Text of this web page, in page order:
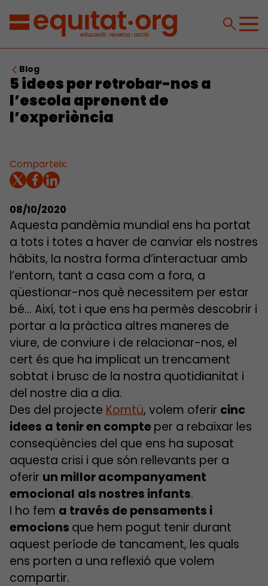
Blog
5 idees per retrobar-nos a
l’escola aprenent de
l’experiència
Comparteix:
08/10/2020
Aquesta pandèmia mundial ens ha portat
a tots i totes a haver de canviar els nostres
hàbits, la nostra forma d’interactuar amb
l’entorn, tant a casa com a fora, a
qüestionar-nos què necessitem per estar
bé… Així, tot i que ens ha permès descobrir i
portar a la pràctica altres maneres de
viure, de conviure i de relacionar-nos, el
cert és que ha implicat un trencament
sobtat i brusc de la nostra quotidianitat i
del nostre dia a dia.
Des del projecte Komtü, volem oferir cinc
idees a tenir en compteper a rebaixar les
conseqüències del que ens ha suposat
aquesta crisi i que són rellevants per a
oferir un millor acompanyament
emocional als nostres infants.
I ho fem a través de pensaments i
emocions que hem pogut tenir durant
aquest període de tancament, les quals
ens porten a una reflexió que volem
compartir.